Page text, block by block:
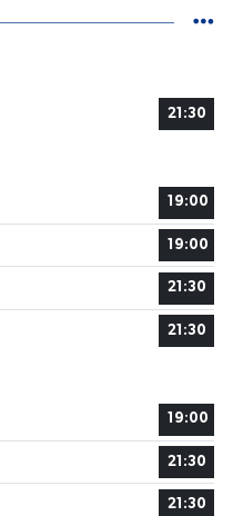
21:30
19:00
19:00
21:30
21:30
19:00
21:30
21:30